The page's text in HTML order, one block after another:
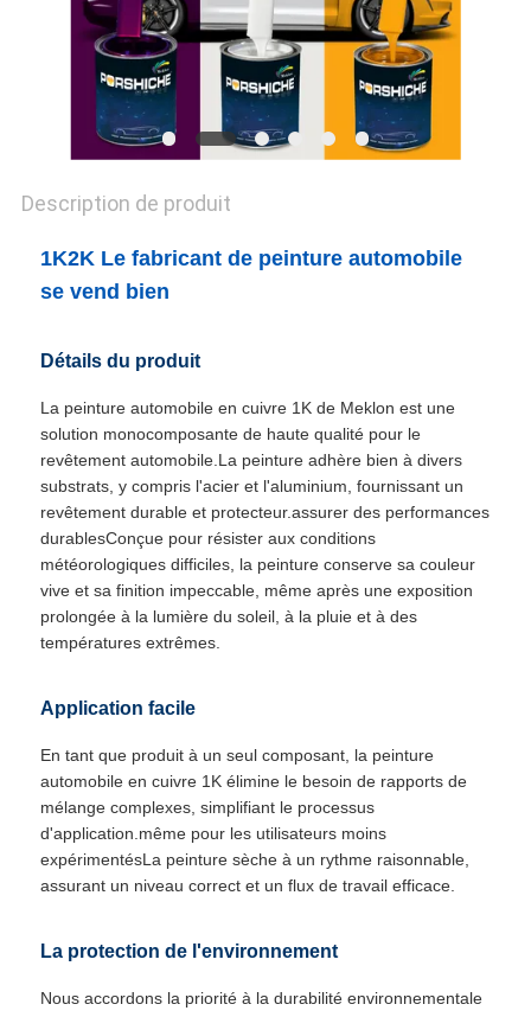
CONFIDENTIALITÉ
Description de produit
1K2K Le fabricant de peinture automobile
se vend bien
Détails du produit
La peinture automobile en cuivre 1K de Meklon est une
solution monocomposante de haute qualité pour le
revêtement automobile.La peinture adhère bien à divers
substrats, y compris l'acier et l'aluminium, fournissant un
revêtement durable et protecteur.assurer des performances
durablesConçue pour résister aux conditions
météorologiques difficiles, la peinture conserve sa couleur
vive et sa finition impeccable, même après une exposition
prolongée à la lumière du soleil, à la pluie et à des
températures extrêmes.
Application facile
En tant que produit à un seul composant, la peinture
automobile en cuivre 1K élimine le besoin de rapports de
mélange complexes, simplifiant le processus
d'application.même pour les utilisateurs moins
expérimentésLa peinture sèche à un rythme raisonnable,
assurant un niveau correct et un flux de travail efficace.
La protection de l'environnement
Nous accordons la priorité à la durabilité environnementale